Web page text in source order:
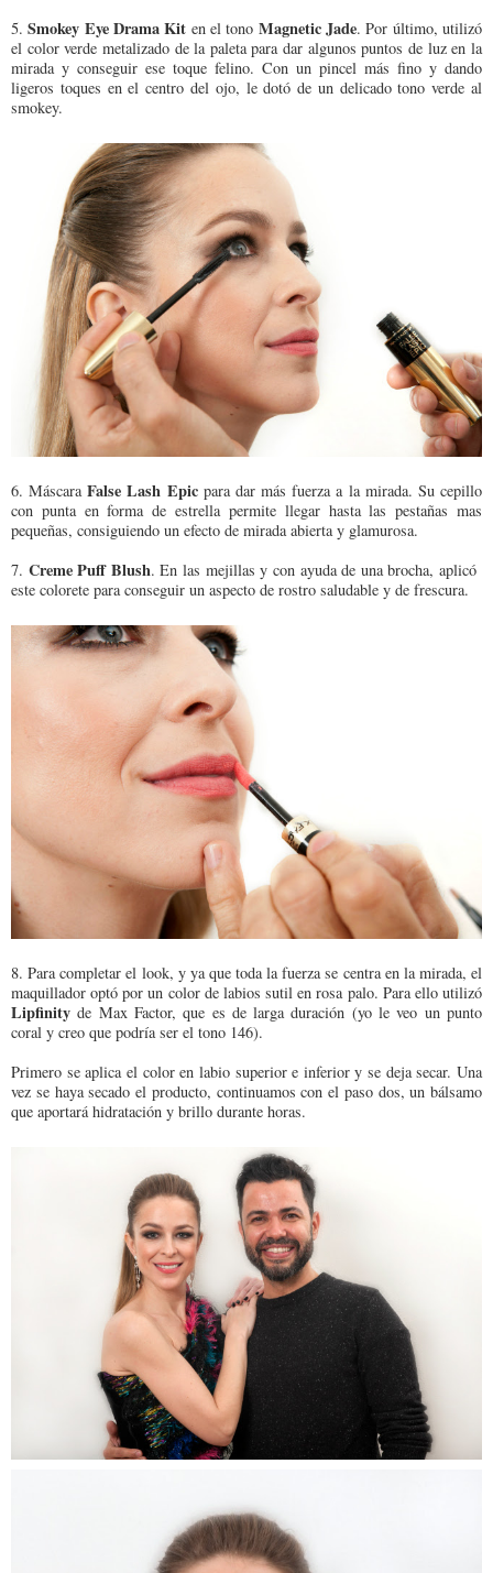
5.Smokey Eye Drama Kit en el tono Magnetic Jade. Por último, utilizó
el color verde metalizado de la paleta para dar algunos puntos de luz en la
mirada y conseguir ese toque felino. Con un pincel más fino y dando
ligeros toques en el centro del ojo, le dotó de un delicado tono verde al
smokey.
6. MáscaraFalse Lash Epicpara dar más fuerza a la mirada. Su cepillo
con punta en forma de estrella permite llegar hasta las pestañas mas
pequeñas, consiguiendo un efecto de mirada abierta y glamurosa.
7. Creme Puff Blush. En las mejillas y con ayuda de una brocha, aplicó
este colorete para conseguir un aspecto de rostro saludable y de frescura.
8. Para completar el look, y ya que toda la fuerza se centra en la mirada, el
maquillador optó por un color de labios sutil en rosa palo. Para ello utilizó
Lipfinity de Max Factor, que es de larga duración (yo le veo un punto
coral y creo que podría ser el tono 146).
Primero se aplica el color en labio superior e inferior y se deja secar. Una
vez se haya secado el producto, continuamos con el paso dos, un bálsamo
que aportará hidratación y brillo durante horas.